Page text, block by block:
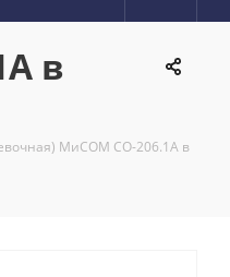
в
МиСОМ СО-206.1А в